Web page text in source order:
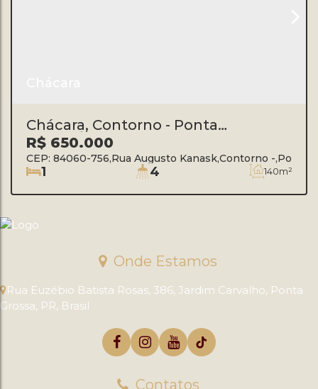
Chácara, Contorno - Ponta
Grossa/PR
R$650.000
CEP: 84060-756,Rua Augusto Kanask,Contorno ,Ponta
1 4 140m²
Onde Estamos
Rua Euzébio Batista Rosas, 386, Jardim Carvalho, Ponta
Grossa, PR, Brasil
Contatos